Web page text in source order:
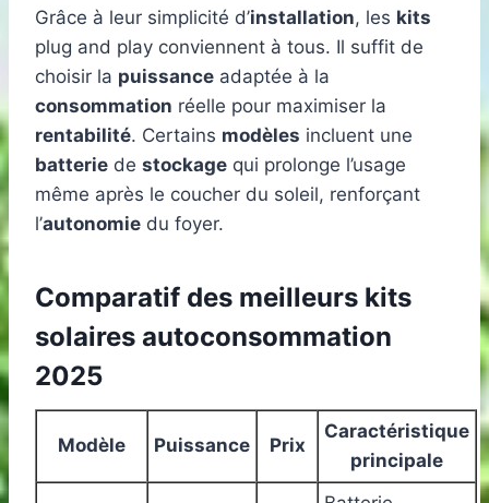
Grâce à leur simplicité d’installation, les kits
plug and play conviennent à tous. Il suffit de
choisir la puissance adaptée à la
consommation réelle pour maximiser la
rentabilité. Certains modèles incluent une
batterie de stockage qui prolonge l’usage
même après le coucher du soleil, renforçant
l’autonomie du foyer.
Comparatif des meilleurs kits
solaires autoconsommation
2025
Modèle Puissance Prix
Caractéristique
principale